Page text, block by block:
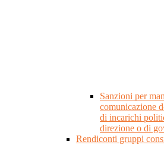
Sanzioni per
comunicazione
di incarichi
direzione o di
Rendiconti gruppi